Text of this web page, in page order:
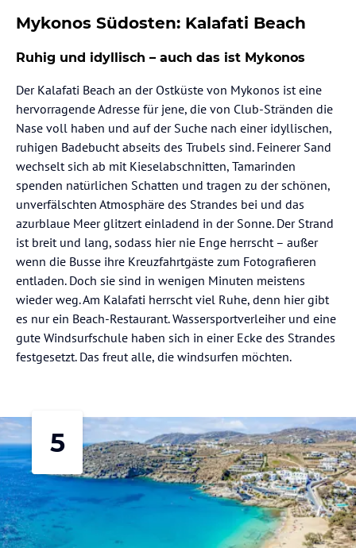
Mykonos Südosten: Kalafati Beach
Ruhig und idyllisch – auch das ist Mykonos
Der Kalafati Beach an der Ostküste von Mykonos ist eine
hervorragende Adresse für jene, die von Club-Stränden die
Nase voll haben und auf der Suche nach einer idyllischen,
ruhigen Badebucht abseits des Trubels sind. Feinerer Sand
wechselt sich ab mit Kieselabschnitten, Tamarinden
spenden natürlichen Schatten und tragen zu der schönen,
unverfälschten Atmosphäre des Strandes bei und das
azurblaue Meer glitzert einladend in der Sonne. Der Strand
ist breit und lang, sodass hier nie Enge herrscht – außer
wenn die Busse ihre Kreuzfahrtgäste zum Fotografieren
entladen. Doch sie sind in wenigen Minuten meistens
wieder weg. Am Kalafati herrscht viel Ruhe, denn hier gibt
es nur ein Beach-Restaurant. Wassersportverleiher und eine
gute Windsurfschule haben sich in einer Ecke des Strandes
festgesetzt. Das freut alle, die windsurfen möchten.
5